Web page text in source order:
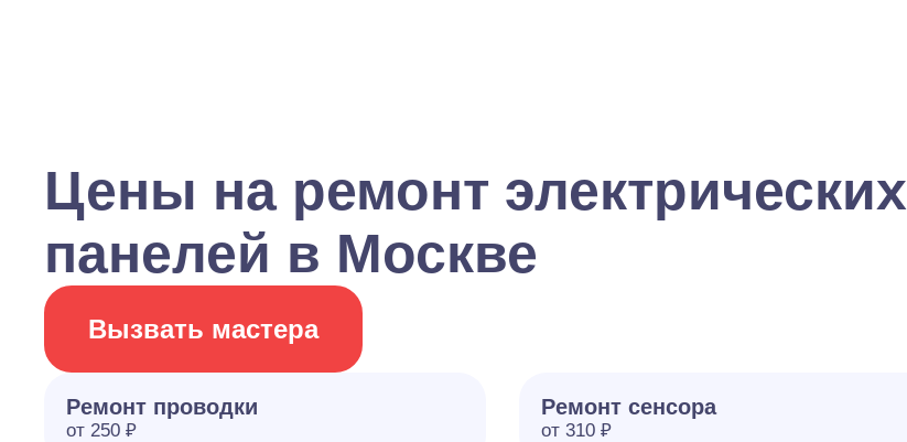
Цены на ремонт
панелей в Москве
Вызвать мастера
Ремонт проводки
от 250 ₽
Ремонт сенсора
от 310 ₽